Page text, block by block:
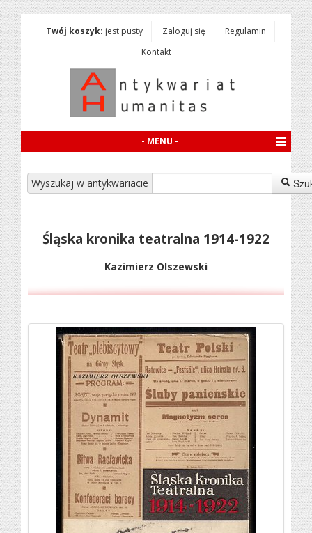
Twój koszyk: jest pusty Zaloguj się
Regulamin
Kontakt
- MENU -
Wyszukaj w antykwariacie
Śląska kronika teatralna 1914-1922
Kazimierz Olszewski